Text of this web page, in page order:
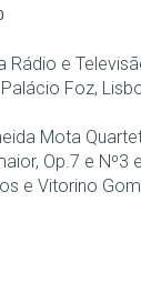
Rádio e
Foz,
Mota
Op.7 e Nº3
e Vitorino